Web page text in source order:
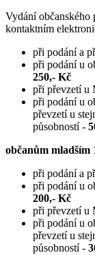
Vydání občanského
kontaktním
při podání a
při podání u
250,- Kč
při převzetí u
při podání u
převzetí u
působností -
občanům mladším
při podání a
při podání u
200,- Kč
při převzetí u
při podání u
převzetí u
působností -